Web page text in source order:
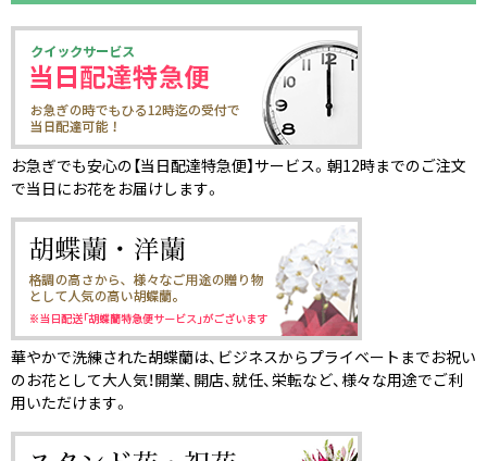
お急ぎでも安心の【当日配達特急便】サービス。朝12時までのご注文
で当日にお花をお届けします。
華やかで洗練された胡蝶蘭は、ビジネスからプライベートまでお祝い
のお花として大人気！開業、開店、就任、栄転など、様々な用途でご利
用いただけます。